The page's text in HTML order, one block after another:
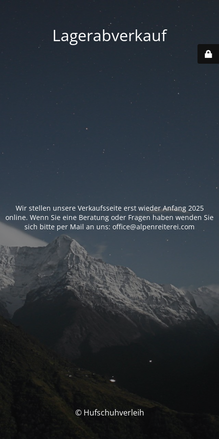
Lagerabverkauf
Wir stellen unsere Verkaufsseite erst wieder Anfang 2025
online. Wenn Sie eine Beratung oder Fragen haben wenden Sie
sich bitte per Mail an uns: office@alpenreiterei.com
© Hufschuhverleih